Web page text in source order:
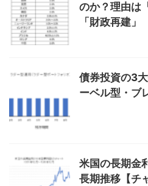
のか？理由は
「財政再建」
債券投資の3
ーベル型・ブ
米国の長期金
長期推移【チ